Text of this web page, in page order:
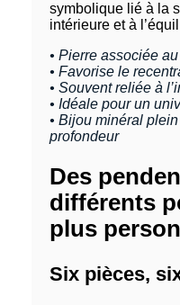
symbolique lié à la
intérieure et à
• Pierre associée
• Favorise le
• Souvent reliée à
• Idéale pour un
• Bijou minéral
profondeur
Des
différents
plus
Six pièces,